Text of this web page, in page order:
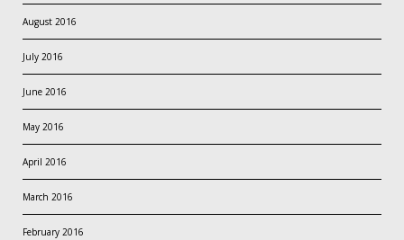
August 2016
July 2016
June 2016
May 2016
April 2016
March 2016
February 2016